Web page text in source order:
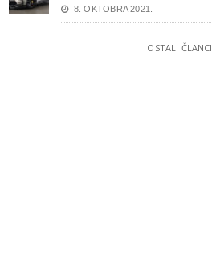
8. OKTOBRA 2021.
OSTALI ČLANCI